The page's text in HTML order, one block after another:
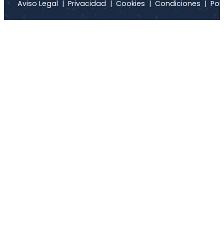
Aviso Legal | Privacidad | Cookies | Condiciones |